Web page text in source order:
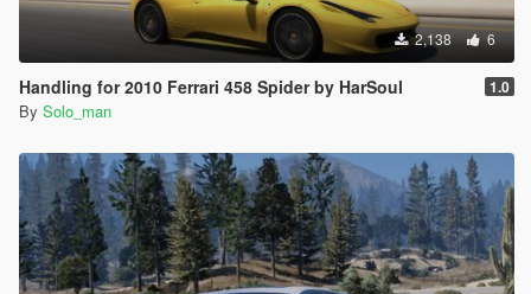
2,138 6
Handling for 2010 Ferrari 458 Spider by HarSoul 1.0
By Solo_man